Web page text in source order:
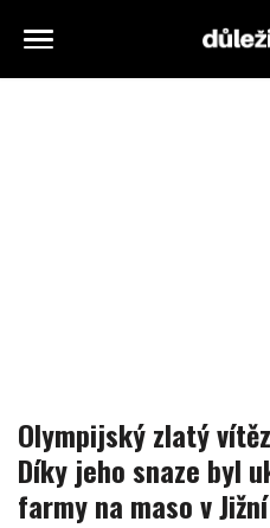
Olympijský zlatý
Díky jeho snaze byl
farmy na maso v